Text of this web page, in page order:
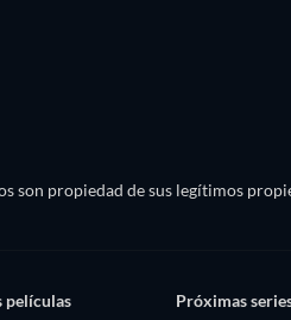
son propiedad de sus legítimos
películas Próximas